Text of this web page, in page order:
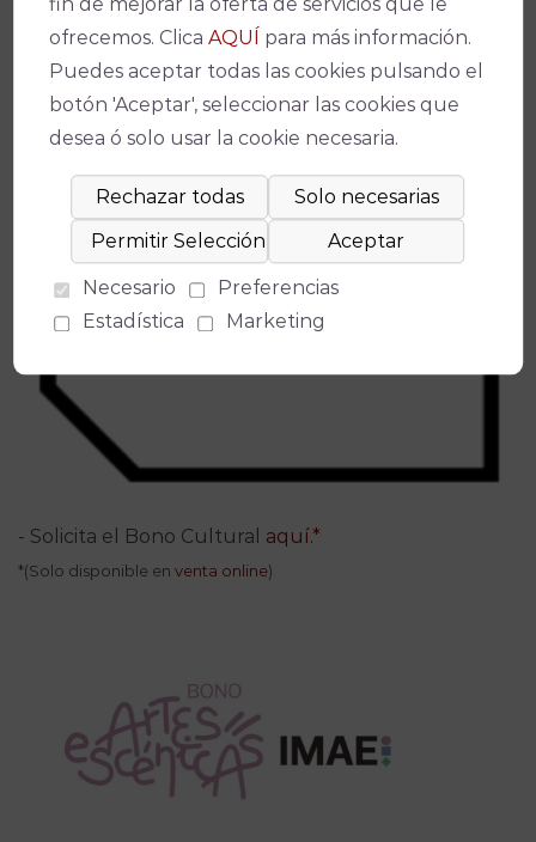
- Solicita el Bono Cultural aquí.*
*(Solo disponible enventa online)
fin de mejorar la oferta de servicios que le
ofrecemos. ClicaAQUÍ
para más información.
Puedes aceptar todas las cookies pulsando el
botón 'Aceptar', seleccionar las cookies que
desea ó solo usar la cookie necesaria.
Necesario
Preferencias
Estadística
Marketing